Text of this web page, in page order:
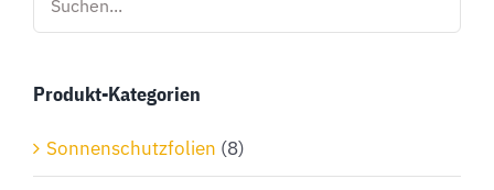
Produkt-Kategorien
Sonnenschutzfolien (8)